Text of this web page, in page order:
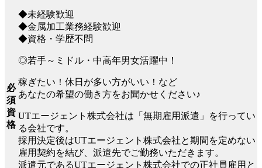
必
須
資
格
◆未経験歓迎
◆金属加工業務経験歓迎
◆資格・学歴不問
◎若手～ミドル・中高年男女活躍中！
稼ぎたい！休日が多い方がいい！など
あなたの希望の働き方をお聞かせください♪
UTエージェント株式会社は「無期雇用派遣」を行ってい
る会社です。
採用決定後はUTエージェント株式会社と期間を定めない
雇用契約を結び、派遣先でご勤務いただきます。
派遣元であるUTエージェント株式会社での正社員雇用と